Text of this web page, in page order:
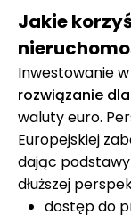
Jakie
Inwestowanie
rozwiązanie
waluty euro.
Europejskiej
dając
dłuższej
dostęp do